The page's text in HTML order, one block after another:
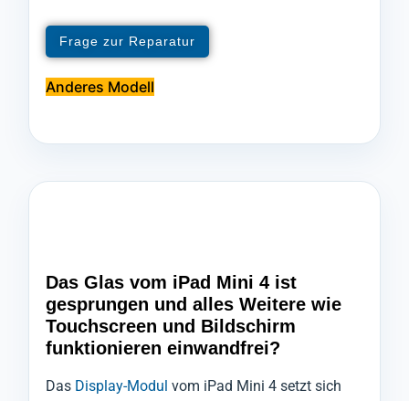
Frage zur Reparatur
Anderes Modell
Das Glas vom iPad Mini 4 ist
gesprungen und alles Weitere wie
Touchscreen und Bildschirm
funktionieren einwandfrei?
Das Display-Modul vom iPad Mini 4 setzt sich